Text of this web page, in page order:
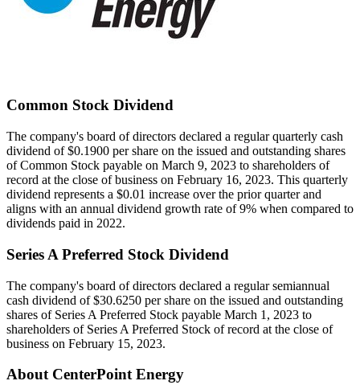
Common Stock Dividend
The company's board of directors declared a regular quarterly cash
dividend of$0.1900 per share on the issued and outstanding shares
of Common Stock payable on March 9, 2023 to shareholders of
record at the close of business on February 16, 2023. This quarterly
dividend represents a $0.01 increase over the prior quarter and
aligns with an annual dividend growth rate of 9% when compared to
dividends paid in 2022.
Series A Preferred Stock Dividend
The company's board of directors declared a regular semiannual
cash dividend of$30.6250 per share on the issued and outstanding
shares of Series A Preferred Stock payable March 1, 2023 to
shareholders of Series A Preferred Stock of record at the close of
business on February 15, 2023.
About CenterPoint Energy